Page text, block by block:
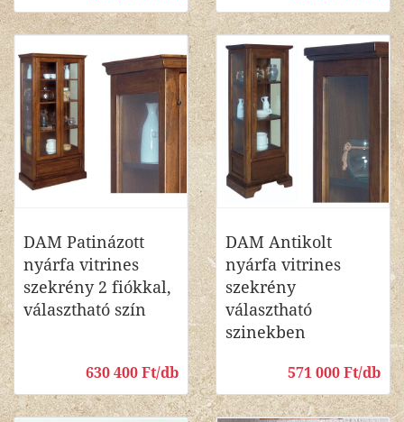
DAM Patinázott
nyárfa vitrines
szekrény 2 fiókkal,
választható szín
630 400 Ft/db
DAM Antikolt
nyárfa vitrines
szekrény
választható
szinekben
571 000 Ft/db